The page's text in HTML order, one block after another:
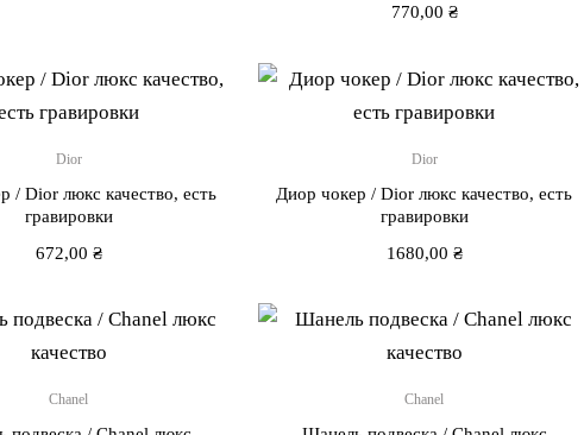
770,00 ₴
Dior
/ Dior люкс качество, есть
гравировки
672,00 ₴
Dior
Диор чокер / Dior люкс качество, есть
гравировки
1680,00 ₴
Chanel Chanel